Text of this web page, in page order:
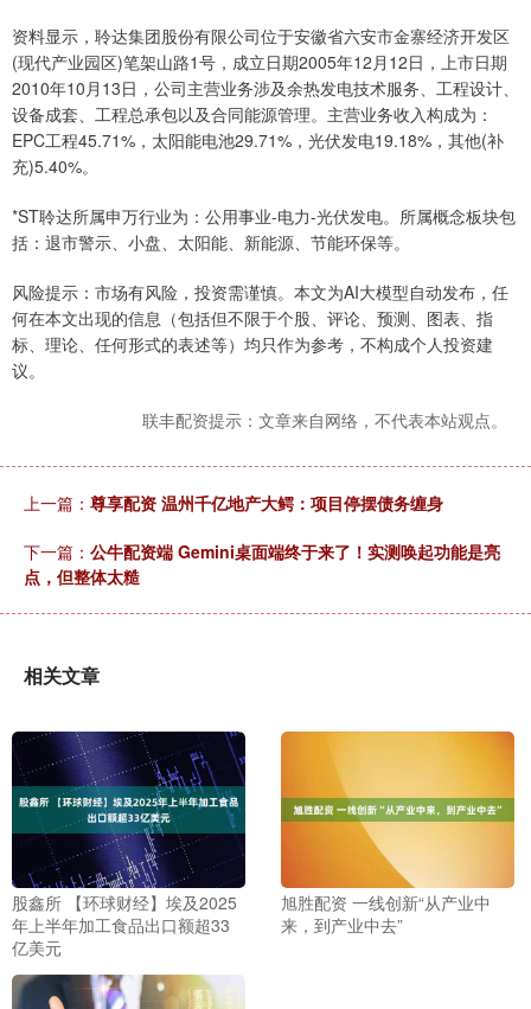
资料显示，聆达集团股份有限公司位于安徽省六安市金寨经济开发区
(现代产业园区)笔架山路1号，成立日期2005年12月12日，上市日期
2010年10月13日，公司主营业务涉及余热发电技术服务、工程设计、
设备成套、工程总承包以及合同能源管理。主营业务收入构成为：
EPC工程45.71%，太阳能电池29.71%，光伏发电19.18%，其他(补
充)5.40%。
*ST聆达所属申万行业为：公用事业-电力-光伏发电。所属概念板块包
括：退市警示、小盘、太阳能、新能源、节能环保等。
风险提示：市场有风险，投资需谨慎。本文为AI大模型自动发布，任
何在本文出现的信息（包括但不限于个股、评论、预测、图表、指
标、理论、任何形式的表述等）均只作为参考，不构成个人投资建
议。
联丰配资提示：文章来自网络，不代表本站观点。
上一篇： 尊享配资 温州千亿地产大鳄：项目停摆债务缠身
下一篇： 公牛配资端 Gemini桌面端终于来了！实测唤起功能是亮
点，但整体太糙
相关文章
股鑫所 【环球财经】埃及2025
年上半年加工食品出口额超33
亿美元
旭胜配资 一线创新“从产业中
来，到产业中去”